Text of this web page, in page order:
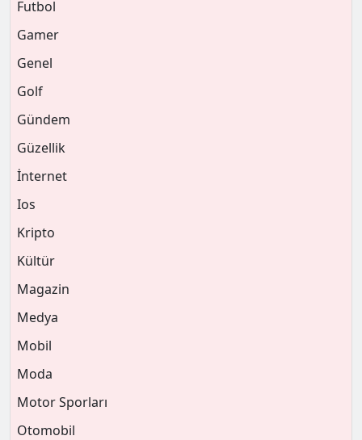
Futbol
Gamer
Genel
Golf
Gündem
Güzellik
İnternet
Ios
Kripto
Kültür
Magazin
Medya
Mobil
Moda
Motor Sporları
Otomobil